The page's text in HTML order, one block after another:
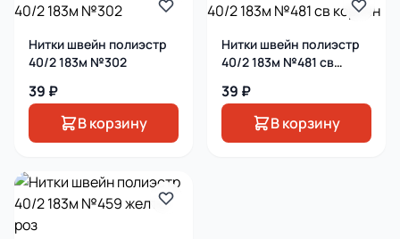
Нитки швейн полиэстр
40/2 183м №302
39 ₽
В корзину
Нитки швейн полиэстр
40/2 183м №481 св
39 ₽
В корзину